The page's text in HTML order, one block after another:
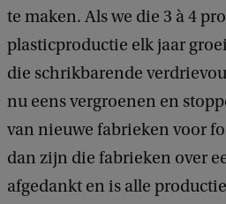
te maken. Als we die 3 à 4
plasticproductie elk jaar
die schrikbarende
nu eens vergroenen en
van nieuwe fabrieken voor
dan zijn die fabrieken over
afgedankt en is alle